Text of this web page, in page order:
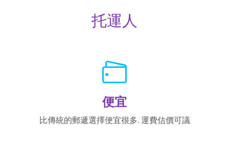
托運人
便宜
比傳統的郵遞選擇便宜很多. 運費估價可議